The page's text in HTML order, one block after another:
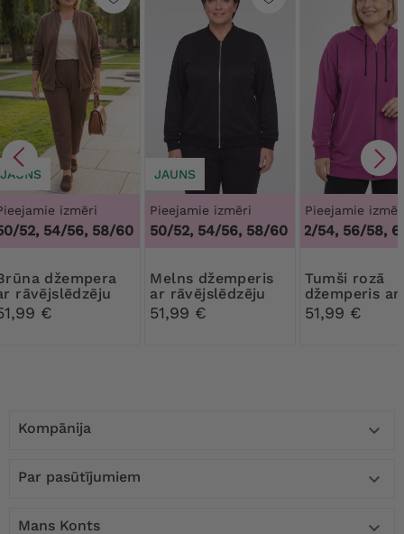
JAUNS
izmēri
52, 54/56, 58/60
rāvējslēdzēju
€
JAUNS
Pieejamie izmēri
50/52, 54/56, 58/60
Melns džemperis
ar rāvējslēdzēju
51,99 €
Pieejamie
48/50, 52/54, 56/58,
Tumši rozā
džemperis ar
kapuci ar
51,99 €
Kompānija 
Par pasūtījumiem 
Mans Konts 